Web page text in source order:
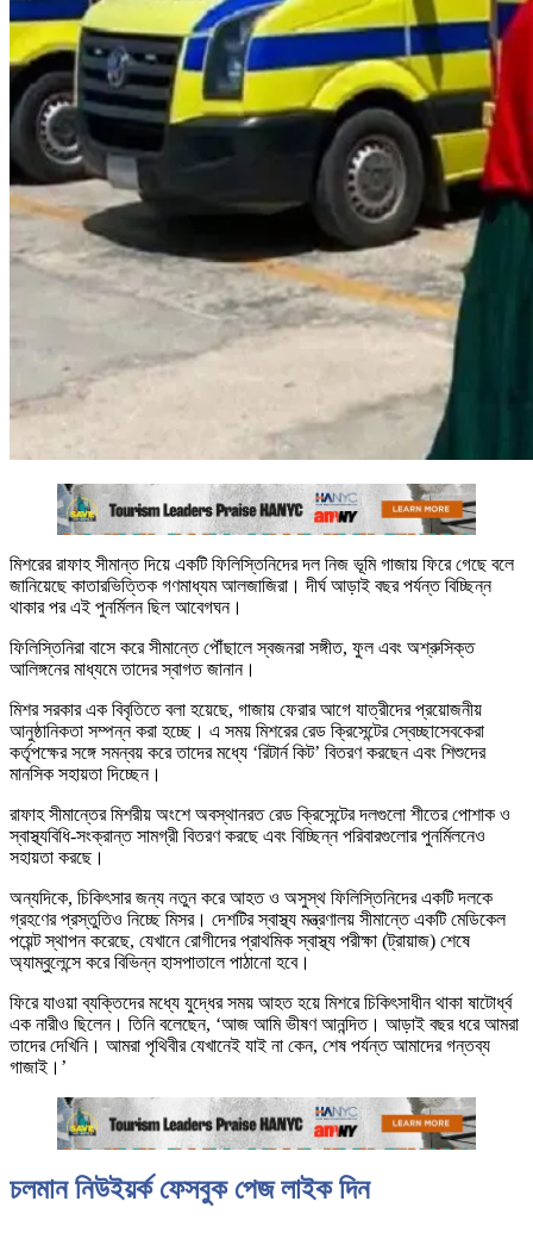
মিশরের রাফাহ সীমান্ত দিয়ে একটি ফিলিস্তিনিদের দল নিজ ভূমি গাজায় ফিরে গেছে বলে
জানিয়েছে কাতারভিত্তিক গণমাধ্যম আলজাজিরা। দীর্ঘ আড়াই বছর পর্যন্ত বিচ্ছিন্ন
থাকার পর এই পুনর্মিলন ছিল আবেগঘন।
ফিলিস্তিনিরা বাসে করে সীমান্তে পৌঁছালে স্বজনরা সঙ্গীত, ফুল এবং অশ্রুসিক্ত
আলিঙ্গনের মাধ্যমে তাদের স্বাগত জানান।
মিশর সরকার এক বিবৃতিতে বলা হয়েছে, গাজায় ফেরার আগে যাত্রীদের প্রয়োজনীয়
আনুষ্ঠানিকতা সম্পন্ন করা হচ্ছে। এ সময় মিশরের রেড ক্রিসেন্টের স্বেচ্ছাসেবকেরা
কর্তৃপক্ষের সঙ্গে সমন্বয় করে তাদের মধ্যে ‘রিটার্ন কিট’ বিতরণ করছেন এবং শিশুদের
মানসিক সহায়তা দিচ্ছেন।
রাফাহ সীমান্তের মিশরীয় অংশে অবস্থানরত রেড ক্রিসেন্টের দলগুলো শীতের পোশাক ও
স্বাস্থ্যবিধি-সংক্রান্ত সামগ্রী বিতরণ করছে এবং বিচ্ছিন্ন পরিবারগুলোর পুনর্মিলনেও
সহায়তা করছে।
অন্যদিকে, চিকিৎসার জন্য নতুন করে আহত ও অসুস্থ ফিলিস্তিনিদের একটি দলকে
গ্রহণের প্রস্তুতিও নিচ্ছে মিসর। দেশটির স্বাস্থ্য মন্ত্রণালয় সীমান্তে একটি মেডিকেল
পয়েন্ট স্থাপন করেছে, যেখানে রোগীদের প্রাথমিক স্বাস্থ্য পরীক্ষা (ট্রায়াজ) শেষে
অ্যাম্বুলেন্সে করে বিভিন্ন হাসপাতালে পাঠানো হবে।
ফিরে যাওয়া ব্যক্তিদের মধ্যে যুদ্ধের সময় আহত হয়ে মিশরে চিকিৎসাধীন থাকা ষাটোর্ধ্ব
এক নারীও ছিলেন। তিনি বলেছেন, ‘আজ আমি ভীষণ আনন্দিত। আড়াই বছর ধরে আমরা
তাদের দেখিনি। আমরা পৃথিবীর যেখানেই যাই না কেন, শেষ পর্যন্ত আমাদের গন্তব্য
গাজাই।’
চলমান নিউইয়র্ক ফেসবুক পেজ লাইক দিন